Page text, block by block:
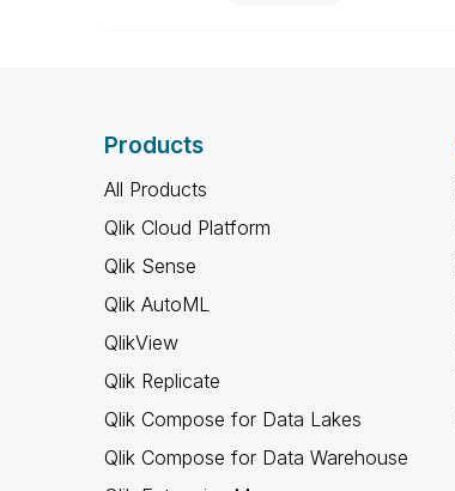
Products
All Products
Qlik Cloud Platform
Qlik Sense
Qlik AutoML
QlikView
Qlik Replicate
Qlik Compose for Data Lakes
Qlik Compose for Data Warehouse